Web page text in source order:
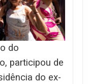
do
participou de
do ex-